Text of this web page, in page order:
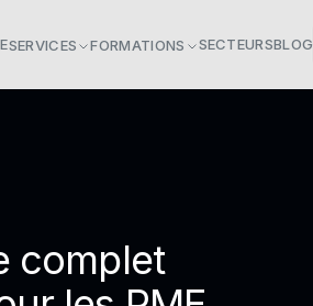
SERVICES FORMATIONS SECTEURSBLOG
complet